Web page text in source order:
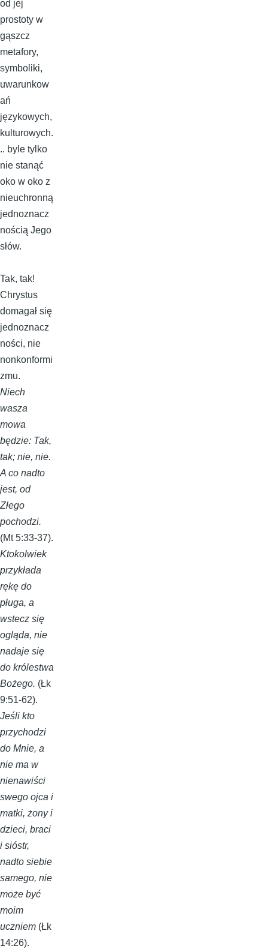
od jej
prostoty w
gąszcz
metafory,
symboliki,
uwarunkow
ań
językowych,
kulturowych.
.. byle tylko
nie stanąć
oko w oko z
nieuchronną
jednoznacz
nością Jego
słów.
Tak, tak!
Chrystus
domagał się
jednoznacz
ności, nie
nonkonformi
zmu.
Niech
wasza
mowa
będzie: Tak,
tak; nie, nie.
A co nadto
jest, od
Złego
pochodzi.
(Mt 5:33-37).
Ktokolwiek
przykłada
rękę do
pługa, a
wstecz się
ogląda, nie
nadaje się
do królestwa
Bożego. (Łk
9:51-62).
Jeśli kto
przychodzi
do Mnie, a
nie ma w
nienawiści
swego ojca i
matki, żony i
dzieci, braci
i sióstr,
nadto siebie
samego, nie
może być
moim
uczniem (Łk
14:26).